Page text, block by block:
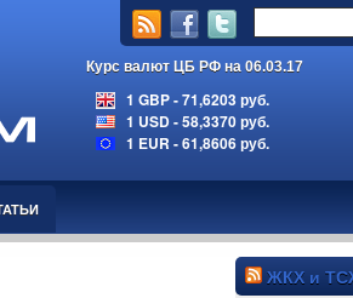
Курс валют ЦБ РФ на 06.03.17
1 GBP - 71,6203 руб.
1 USD - 58,3370 руб.
1 EUR - 61,8606 руб.
ЖКХ и